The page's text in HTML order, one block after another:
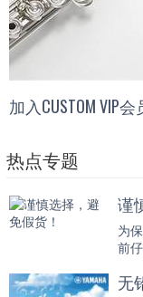
加入CUSTOM VIP会
热点专题
谨
为
前
无